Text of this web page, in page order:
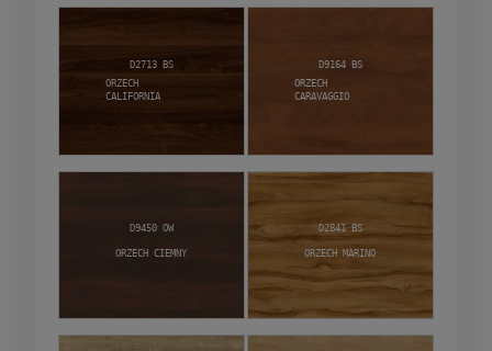
Orzech
California
D2713 BS
Orzech
Caravaggio
D9164 BS
Orzech Ciemny
D9450 OW
Orzech Marino
D2841 BS